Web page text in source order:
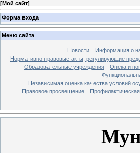
[Мой сайт]
Форма входа
Меню сайта
Новости Информация о
Нормативно правовые акты, регулирующие
Образовательные учреждения
Опека и
Независимая оценка качества условий
Правовое просвещение